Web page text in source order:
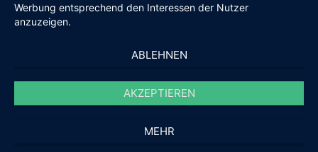
Werbung entsprechend den Interessen der Nutzer
anzuzeigen.
ABLEHNEN
AKZEPTIEREN
MEHR